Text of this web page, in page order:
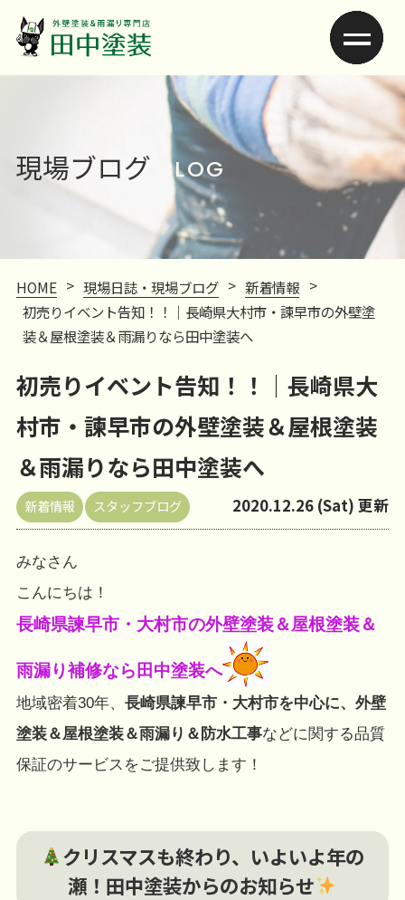
現場ブログ BLOG
HOME > 現場日誌・現場ブログ > 新着情報 >
初売りイベント告知！！｜長崎県大村市・諫早市の外壁塗
装＆屋根塗装＆雨漏りなら田中塗装へ
初売りイベント告知！！｜長崎県大
村市・諫早市の外壁塗装＆屋根塗装
＆雨漏りなら田中塗装へ
新着情報 スタッフブログ 2020.12.26 (Sat) 更新
みなさん
こんにちは！
長崎県諫早市・大村市の外壁塗装＆屋根塗装＆
雨漏り補修なら田中塗装へ
地域密着30年、 長崎県諫早市・大村市を中心に、外壁
塗装＆屋根塗装＆雨漏り＆防水工事などに関する品質
保証のサービスをご提供致します！
クリスマスも終わり、いよいよ年の
瀬！田中塗装からのお知らせ